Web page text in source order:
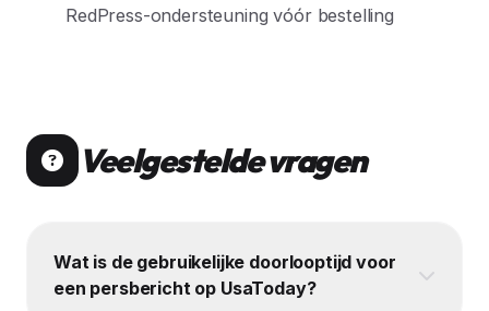
RedPress-ondersteuning vóór bestelling
Veelgestelde vragen
Wat is de gebruikelijke doorlooptijd voor
een persbericht op UsaToday?